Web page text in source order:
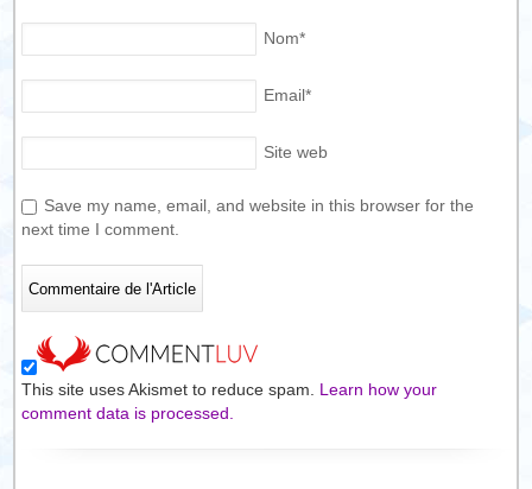
Nom*
Email*
Site web
Save my name, email, and website in this browser for the
next time I comment.
This site uses Akismet to reduce spam. Learn how your
comment data is processed.